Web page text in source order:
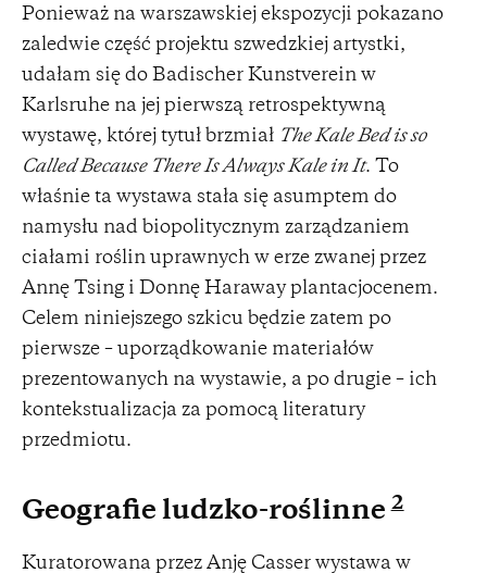
Ponieważ na warszawskiej ekspozycji pokazano
zaledwie część projektu szwedzkiej artystki,
udałam się do Badischer Kunstverein w
Karlsruhe na jej pierwszą retrospektywną
wystawę, której tytuł brzmiał The Kale Bed is so
Called Because There Is Always Kale in It. To
właśnie ta wystawa stała się asumptem do
namysłu nad biopolitycznym zarządzaniem
ciałami roślin uprawnych w erze zwanej przez
Annę Tsing i Donnę Haraway plantacjocenem.
Celem niniejszego szkicu będzie zatem po
pierwsze – uporządkowanie materiałów
prezentowanych na wystawie, a po drugie – ich
kontekstualizacja za pomocą literatury
przedmiotu.
Geografie ludzko-roślinne 2
Kuratorowana przez Anję Casser wystawa w